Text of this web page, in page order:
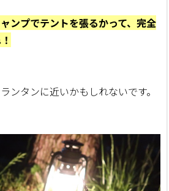
ンプでテントを張るかって、完全
ンタンに近いかもしれないです。